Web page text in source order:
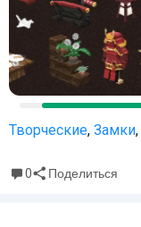
Творческие, Замки,
0 Поделиться